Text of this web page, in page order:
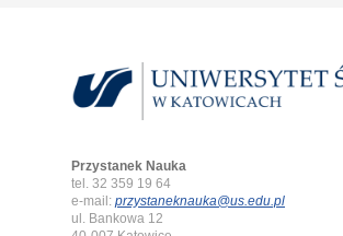
Przystanek Nauka
tel. 32 359 19 64
e-mail: przystaneknauka@us.edu.pl
ul. Bankowa 12